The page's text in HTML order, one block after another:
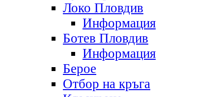
Локо Пловдив
Информация
Ботев Пловдив
Информация
Берое
Отбор на кръга